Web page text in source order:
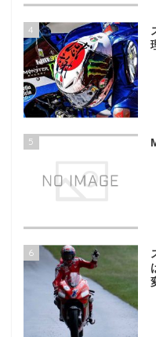
4
5
6